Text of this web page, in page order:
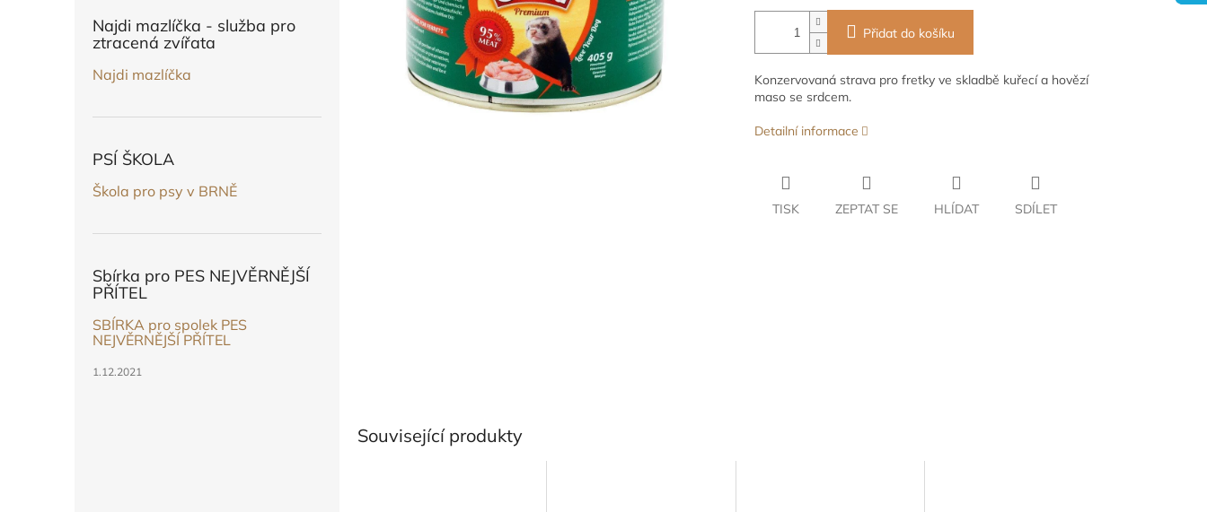
Najdi mazlíčka - služba pro
ztracená zvířata
Najdi mazlíčka
PSÍ ŠKOLA
Škola pro psy v BRNĚ
Sbírka pro PES NEJVĚRNĚJŠÍ
PŘÍTEL
SBÍRKA pro spolek PES
NEJVĚRNĚJŠÍ PŘÍTEL
1.12.2021
Přidat do košíku
Konzervovaná strava pro fretky ve skladbě kuřecí a hovězí
maso se srdcem.
Detailní informace
TISK ZEPTAT SE HLÍDAT SDÍLET
Související produkty